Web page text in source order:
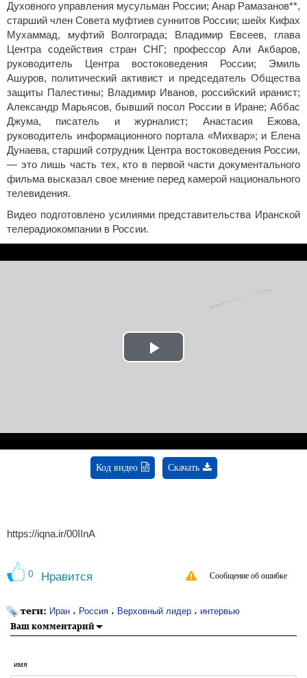
Духовного управления мусульман России; Анар Рамазанов**,
старший член Совета муфтиев суннитов России; шейх Кифах
Мухаммад, муфтий Волгограда; Владимир Евсеев, глава
Центра содействия стран СНГ; профессор Али Акбаров,
руководитель Центра востоковедения России; Эмиль
Ашуров, политический активист и председатель Общества
защиты Палестины; Владимир Иванов, российский иранист;
Александр Марьясов, бывший посол России в Иране; Аббас
Джума, писатель и журналист; Анастасия Ежова,
руководитель информационного портала «Михвар»; и Елена
Дунаева, старший сотрудник Центра востоковедения России,
— это лишь часть тех, кто в первой части документального
фильма высказал свое мнение перед камерой национального
телевидения.
Видео подготовлено усилиями представительства Иранской
телерадиокомпании в России.
Play
Код видео Скачать
https://iqna.ir/00IInA
0 Нравится Сообщение об ошибке
теги: Иран ، Россия ، Верховный лидер ، интервью
Ваш комментарий
имя